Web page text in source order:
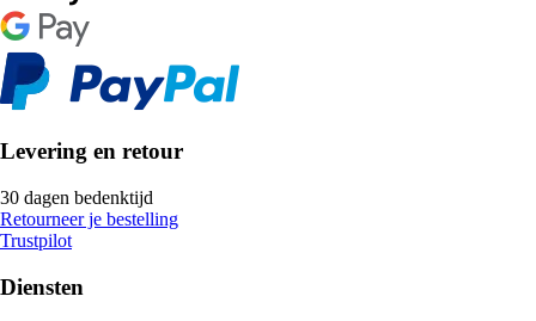
Levering en retour
30 dagen bedenktijd
Retourneer je bestelling
Trustpilot
Diensten